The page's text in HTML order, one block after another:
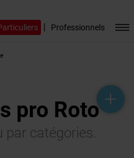
| Professionnels
help_outline
headset_mic
mail_outline
pro Roto
par catégories.